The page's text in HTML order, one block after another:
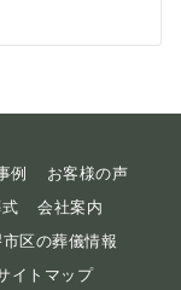
例
お客様の声
会社案内
市区の葬儀情報
イトマップ